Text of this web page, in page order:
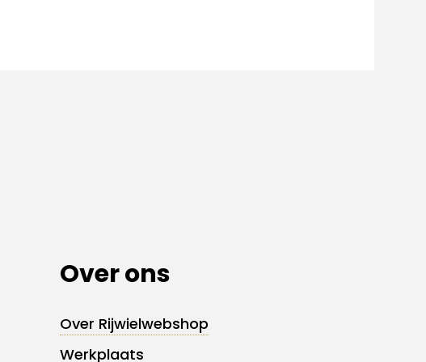
Over ons
Over Rijwielwebshop
Werkplaats